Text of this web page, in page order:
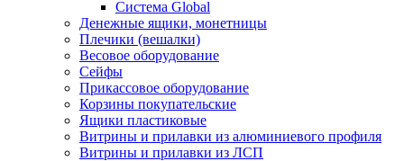
Система Global
Денежные ящики, монетницы
Плечики (вешалки)
Весовое оборудование
Сейфы
Прикассовое оборудование
Корзины покупательские
Ящики пластиковые
Витрины и прилавки из алюминиевого профиля
Витрины и прилавки из ЛСП